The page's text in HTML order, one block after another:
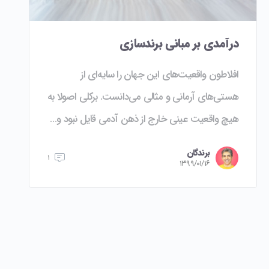
درآمدی بر مبانی برندسازی
افلاطون واقعیت‌های این جهان را سایه‌ای از
هستی‌های آرمانی و مثالی می‌دانست. برکلی اصولا به
هیچ واقعیت عینی خارج از ذهن آدمی قایل نبود و…
برندگان
۱۳۹۹/۰۱/۱۶ ۱